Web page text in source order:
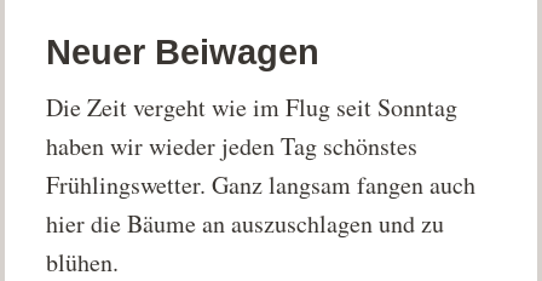
Neuer Beiwagen
Die Zeit vergeht wie im Flug seit Sonntag
haben wir wieder jeden Tag schönstes
Frühlingswetter. Ganz langsam fangen auch
hier die Bäume an auszuschlagen und zu
blühen.